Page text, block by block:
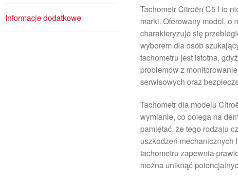
Informacje dodatkowe
Tachometr Citroën C5 I to
marki. Oferowany model, o
charakteryzuje się
wyborem dla osób
tachometru jest istotna,
problemów z
serwisowych oraz
Tachometr dla modelu
wymianie, co polega na
pamiętać, że tego rodzaju
uszkodzeń
tachometru zapewnia
można uniknąć